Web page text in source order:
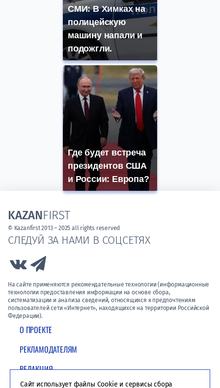
СМИ: В Химках на
полицейскую
машину напали и
подожгли.
Где будет встреча
президентов США
и России: Европа?
О ПРОЕКТЕ
РЕКЛАМОДАТЕЛЯМ
РЕДАКЦИЯ
СЛЕДУЙ ЗА НАМИ В СОЦСЕТЯХ
Link to Vk
На сайте применяются рекомендательные технологии (информационные
технологии предоставления информации на основе сбора,
систематизации и анализа сведений, относящихся к предпочтениям
пользователей сети «Интернет», находящихся на территории Российской
Федерации).
KAZANFIRST
© Kazanfirst 2013 – 2025 all rights reserved
Сайт использует файлы Cookie и сервисы сбора